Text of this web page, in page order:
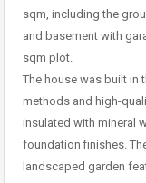
sqm, including the
and basement with
sqm plot.
The house was built in
methods and high-
insulated with mineral
foundation finishes.
landscaped garden